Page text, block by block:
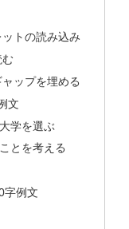
トの読み込み
む
ップを埋める
文
学を選ぶ
とを考える
字例文